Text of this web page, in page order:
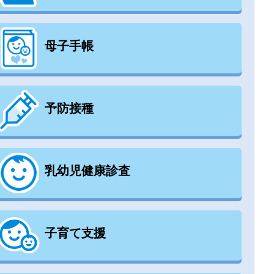
母子手帳
予防接種
乳幼児健康診査
子育て支援